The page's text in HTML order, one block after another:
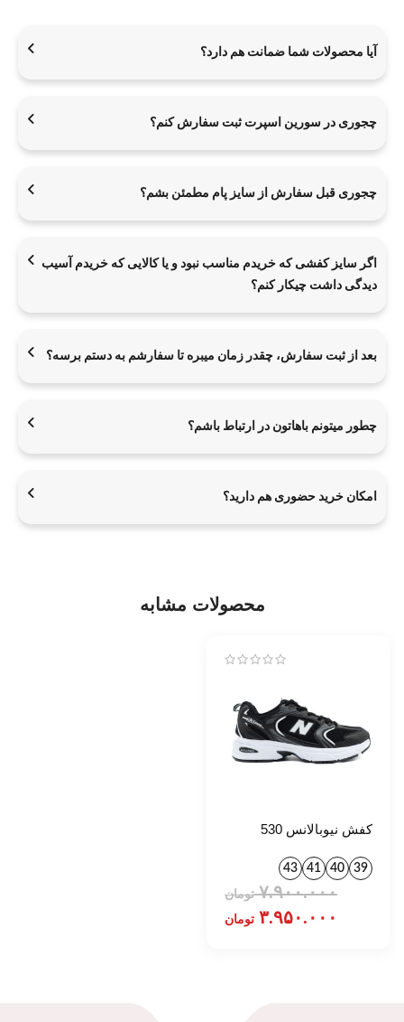
آیا محصولات شما ضمانت هم دارد؟
چجوری در سورین اسپرت ثبت سفارش کنم؟
چجوری قبل سفارش از سایز پام مطمئن بشم؟
اگر سایز کفشی که خریدم مناسب نبود و یا کالایی که خریدم آسیب
دیدگی داشت چیکار کنم؟
بعد از ثبت سفارش، چقدر زمان میبره تا سفارشم به دستم برسه؟
چطور میتونم باهاتون در ارتباط باشم؟
امکان خرید حضوری هم دارید؟
محصولات مشابه
کفش نیوبالانس 530
39
40
41
43
۷.۹۰۰.۰۰۰ تومان
۳.۹۵۰.۰۰۰ تومان